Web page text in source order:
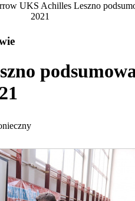
UKS Achilles Leszno
2021